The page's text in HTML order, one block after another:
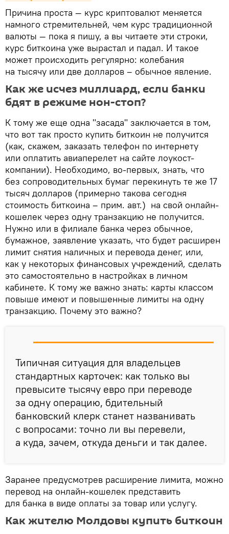
Причина проста — курс криптовалют меняется
намного стремительней, чем курс традиционной
валюты — пока я пишу, а вы читаете эти строки,
курс биткоина уже вырастал и падал. И такое
может происходить регулярно: колебания
на тысячу или две долларов – обычное явление.
Как же исчез миллиард, если банки
бдят в режиме нон-стоп?
К тому же еще одна "засада" заключается в том,
что вот так просто купить биткоин не получится
(как, скажем, заказать телефон по интернету
или оплатить авиаперелет на сайте лоукост-
компании). Необходимо, во-первых, знать, что
без сопроводительных бумаг перекинуть те же 17
тысяч долларов (примерно такова сегодня
стоимость биткоина – прим. авт.) на свой онлайн-
кошелек через одну транзакцию не получится.
Нужно или в филиале банка через обычное,
бумажное, заявление указать, что будет расширен
лимит снятия наличных и перевода денег, или,
как у некоторых финансовых учреждений, сделать
это самостоятельно в настройках в личном
кабинете. К тому же важно знать: карты классом
повыше имеют и повышенные лимиты на одну
транзакцию. Почему это важно?
Типичная ситуация для владельцев
стандартных карточек: как только вы
превысите тысячу евро при переводе
за одну операцию, бдительный
банковский клерк станет названивать
с вопросами: точно ли вы перевели,
а куда, зачем, откуда деньги и так далее.
Заранее предусмотрев расширение лимита, можно
перевод на онлайн-кошелек представить
для банка в виде оплаты за товар или услугу.
Как жителю Молдовы купить биткоин